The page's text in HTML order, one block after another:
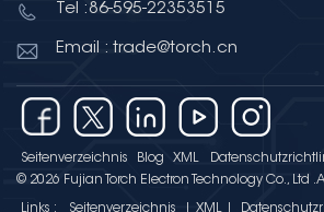
Tel :86-595-22353515
Email : trade@torch.cn
Seitenverzeichnis Blog XML
© 2026 Fujian Torch Electron Technology Co., Ltd
Links : Seitenverzeichnis XML